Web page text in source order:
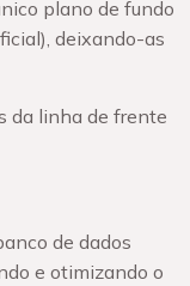
plano de fundo
deixando-as
da linha de frente
de dados
e otimizando o